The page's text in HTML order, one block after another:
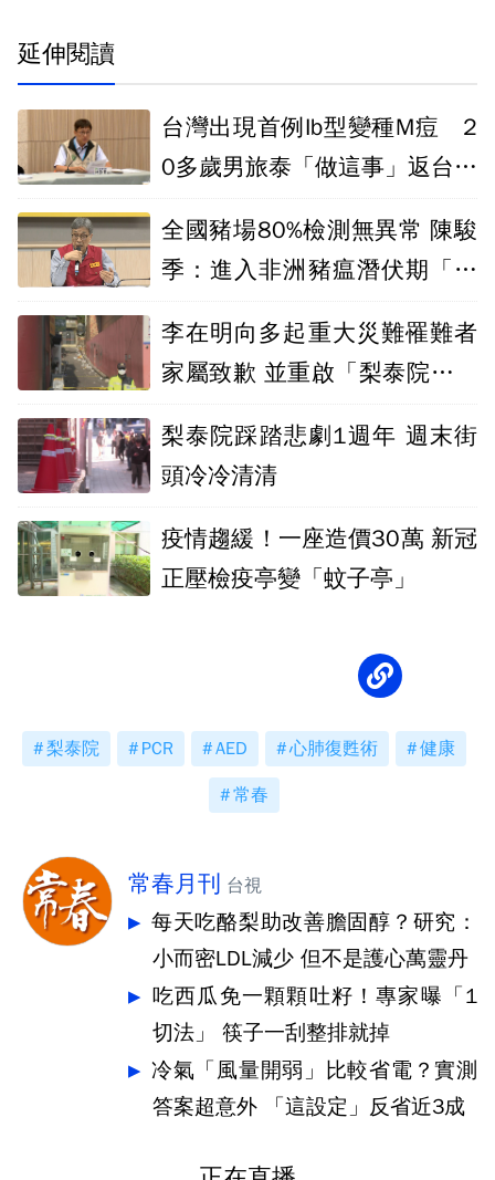
延伸閱讀
台灣出現首例Ib型變種M痘 2
0多歲男旅泰「做這事」返台確
全國豬場80%檢測無異常 陳駿
季：進入非洲豬瘟潛伏期「緊
李在明向多起重大災難罹難者
家屬致歉 並重啟「梨泰院踩踏
梨泰院踩踏悲劇1週年 週末街
頭冷冷清清
疫情趨緩！一座造價30萬 新冠
正壓檢疫亭變「蚊子亭」
梨泰院 PCR AED 心肺復甦術 健康
常春
常春月刊 台視
每天吃酪梨助改善膽固醇？研究：
小而密LDL減少 但不是護心萬靈丹
吃西瓜免一顆顆吐籽！專家曝「1
切法」 筷子一刮整排就掉
冷氣「風量開弱」比較省電？實測
答案超意外 「這設定」反省近3成